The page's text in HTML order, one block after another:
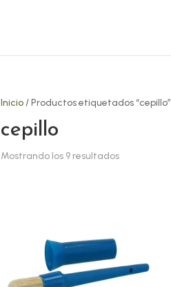
Inicio/ Productos etiquetados “cepillo”
cepillo
Mostrando los 9 resultados